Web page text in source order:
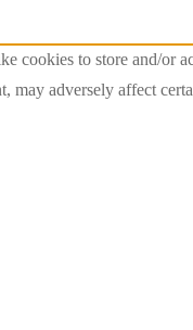
cookies to store and/
adversely affect